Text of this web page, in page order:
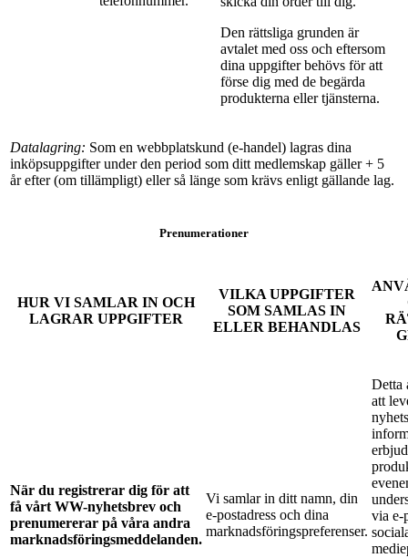
Den rättsliga grunden är
avtalet med oss och eftersom
dina uppgifter behövs för att
förse dig med de begärda
produkterna eller tjänsterna.
Datalagring: Som en webbplatskund (e-handel) lagras dina
inköpsuppgifter under den period som ditt medlemskap gäller + 5
år efter (om tillämpligt) eller så länge som krävs enligt gällande lag.
Prenumerationer
HUR VI SAMLAR IN OCH
LAGRAR UPPGIFTER
VILKA UPPGIFTER
SOM SAMLAS IN
ELLER BEHANDLAS
När du registrerar dig för att
få vårt WW-nyhetsbrev och
prenumererar på våra andra
marknadsföringsmeddelanden.
Vi samlar in ditt namn, din
e-postadress och dina
marknadsföringspreferenser.
Detta
att
via e-